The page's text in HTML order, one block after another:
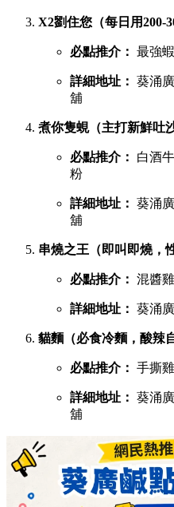
X2劉住您（每日用200-
必點推介： 最強
詳細地址： 葵涌
舖
煮你隻蜆（主打新鮮吐
必點推介：
白酒
粉
詳細地址： 葵涌
舖
串燒之王（即叫即燒，
必點推介： 混醬
詳細地址： 葵涌
貓麵（必食冷麵，酸辣
必點推介： 手撕
詳細地址： 葵涌
舖